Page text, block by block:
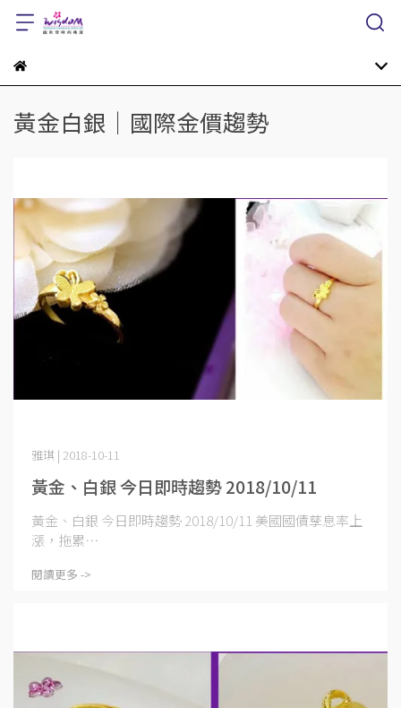
黃金白銀│國際金價趨勢
黃金、白銀 今日即時趨勢 2018/10/11
雅琪 | 2018-10-11
黃金、白銀 今日即時趨勢 2018/10/11 美國國債孳息率上
漲，拖累⋯
閱讀更多 ->